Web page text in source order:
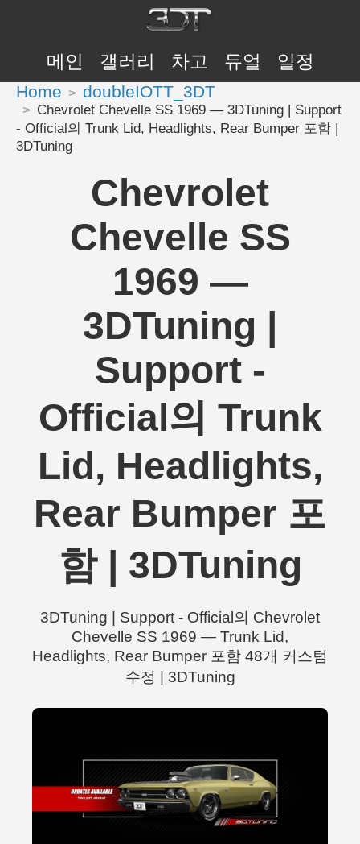
메인 갤러리 차고 듀얼 일정
Home doubleIOTT_3DT
Chevrolet Chevelle SS 1969 — 3DTuning | Support
- Official의 Trunk Lid, Headlights, Rear Bumper 포함 |
3DTuning
Chevrolet
Chevelle SS
1969 —
3DTuning |
Support -
Official의 Trunk
Lid, Headlights,
Rear Bumper 포
함 | 3DTuning
3DTuning | Support - Official의 Chevrolet
Chevelle SS 1969 — Trunk Lid,
Headlights, Rear Bumper 포함 48개 커스텀
수정 | 3DTuning